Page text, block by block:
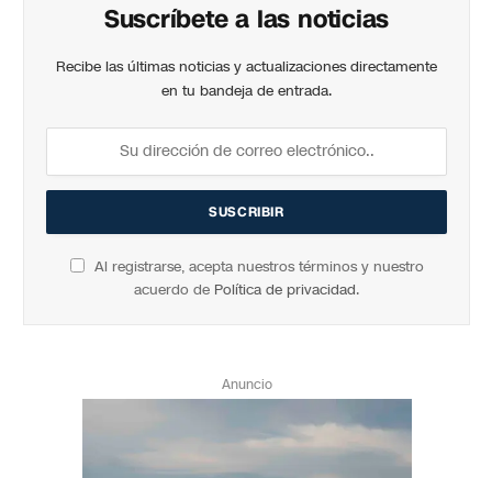
Suscríbete a las noticias
Recibe las últimas noticias y actualizaciones directamente
en tu bandeja de entrada.
Al registrarse, acepta nuestros términos y nuestro
acuerdo de Política de privacidad.
Anuncio